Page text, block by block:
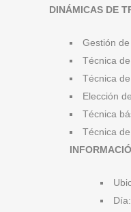
DINÁMICAS DE
Gestión
Técnica de
Técnica de
Elección
Técnica
Técnica